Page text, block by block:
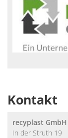
Kontakt
recyplast GmbH
In der Struth 19